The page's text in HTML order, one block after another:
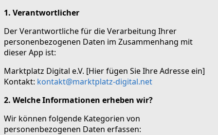
1. Verantwortlicher
Der Verantwortliche für die Verarbeitung Ihrer
personenbezogenen Daten im Zusammenhang mit
dieser App ist:
Marktplatz Digital e.V. [Hier fügen Sie Ihre Adresse ein]
Kontakt: kontakt@marktplatz-digital.net
2. Welche Informationen erheben wir?
Wir können folgende Kategorien von
personenbezogenen Daten erfassen: